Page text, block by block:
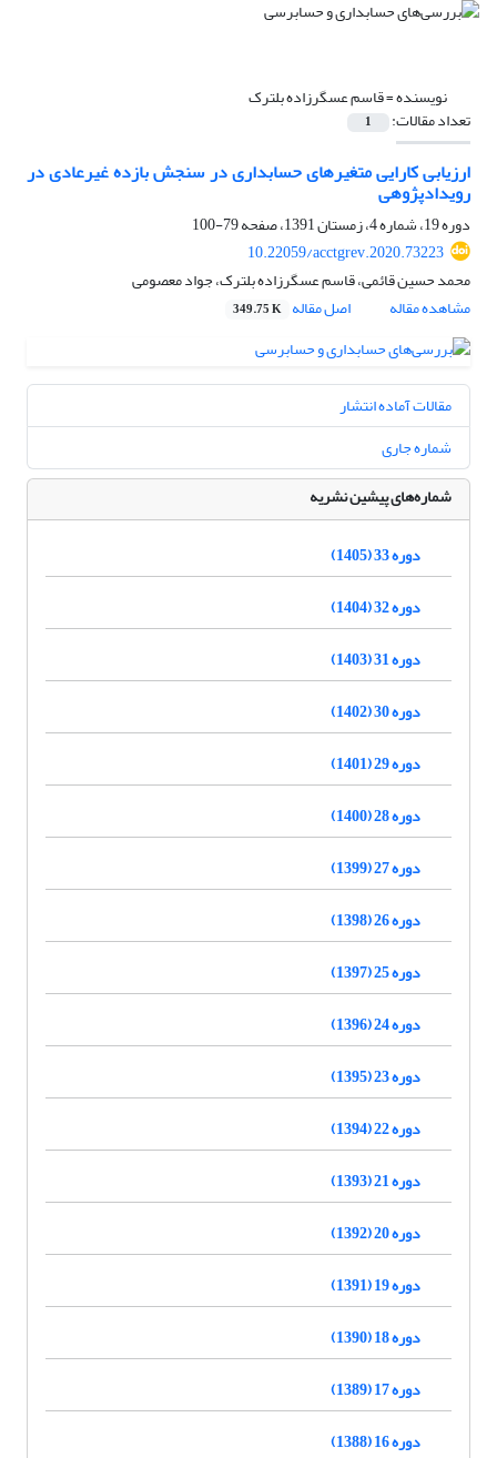
نویسنده =قاسم عسگرزاده بلترک
تعداد مقالات: 1
ارزیابی کارایی متغیرهای حسابداری در سنجش بازده غیرعادی در
رویدادپژوهی
دوره 19، شماره 4، زمستان 1391، صفحه
79-100
10.22059/acctgrev.2020.73223
محمد حسین قائمی، قاسم عسگرزاده بلترک، جواد معصومی
مشاهده مقاله
اصل مقاله 349.75 K
مقالات آماده انتشار
شماره جاری
شماره‌های پیشین نشریه
دوره 33 (1405)
دوره 32 (1404)
دوره 31 (1403)
دوره 30 (1402)
دوره 29 (1401)
دوره 28 (1400)
دوره 27 (1399)
دوره 26 (1398)
دوره 25 (1397)
دوره 24 (1396)
دوره 23 (1395)
دوره 22 (1394)
دوره 21 (1393)
دوره 20 (1392)
دوره 19 (1391)
دوره 18 (1390)
دوره 17 (1389)
دوره 16 (1388)